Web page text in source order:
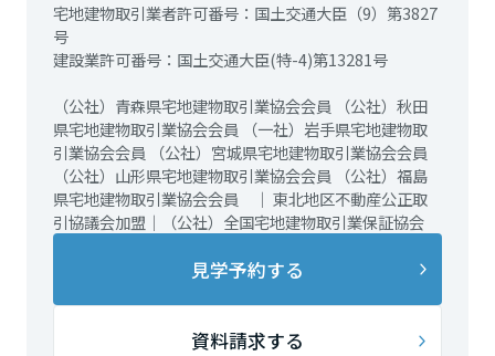
宅地建物取引業者許可番号：国土交通大臣（9）第3827
号
建設業許可番号：国土交通大臣(特-4)第13281号
（公社）青森県宅地建物取引業協会会員 （公社）秋田
県宅地建物取引業協会会員 （一社）岩手県宅地建物取
引業協会会員 （公社）宮城県宅地建物取引業協会会員
（公社）山形県宅地建物取引業協会会員 （公社）福島
県宅地建物取引業協会会員 ｜ 東北地区不動産公正取
引協議会加盟｜（公社）全国宅地建物取引業保証協会
見学予約する
資料請求する